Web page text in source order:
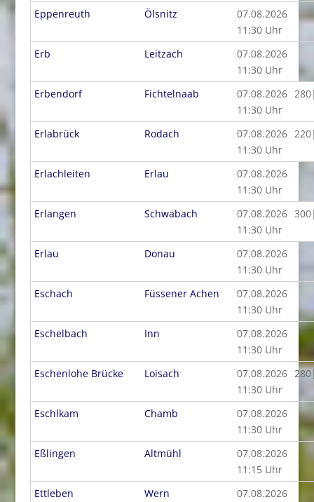
Eppenreuth
Ölsnitz
07.08.2026
11:30 Uhr
Erb
Leitzach
07.08.2026
11:30 Uhr
Erbendorf
Fichtelnaab
07.08.2026
11:30 Uhr
Erlabrück Rodach
07.08.2026
11:30 Uhr
Erlachleiten Erlau
07.08.2026
11:30 Uhr
Erlangen
Schwabach
07.08.2026
11:30 Uhr
Erlau Donau
07.08.2026
11:30 Uhr
Eschach
Füssener Achen
07.08.2026
11:30 Uhr
Eschelbach
Inn
07.08.2026
11:30 Uhr
Eschenlohe Brücke
Loisach
07.08.2026
11:30 Uhr
Eschlkam Chamb
07.08.2026
11:30 Uhr
Eßlingen
Altmühl
07.08.2026
11:15 Uhr
Ettleben
Wern
07.08.2026